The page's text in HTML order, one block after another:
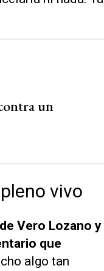
un
vivo
Vero Lozano y
que
algo tan